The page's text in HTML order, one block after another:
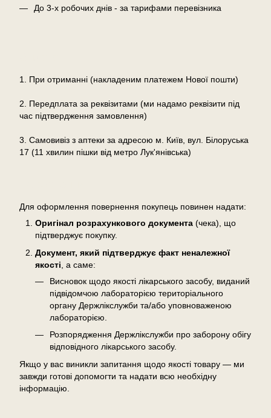
До 3-х робочих днів - за тарифами перевізника
1. При отриманні (накладеним платежем Нової пошти)
2. Передплата за реквізитами (ми надамо реквізити під
час підтвердження замовлення)
3. Самовивіз з аптеки за адресою м. Київ, вул. Білоруська
17 (11 хвилин пішки від метро Лук'янівська)
Для оформлення повернення покупець повинен надати:
Оригінал розрахункового документа (чека), що
підтверджує покупку.
Документ, який підтверджує факт неналежної
якості , а саме:
Висновок щодо якості лікарського засобу, виданий
підвідомчою лабораторією територіального
органу Держлікслужби та/або уповноваженою
лабораторією.
Розпорядження Держлікслужби про заборону обігу
відповідного лікарського засобу.
Якщо у вас виникли запитання щодо якості товару — ми
завжди готові допомогти та надати всю необхідну
інформацію.